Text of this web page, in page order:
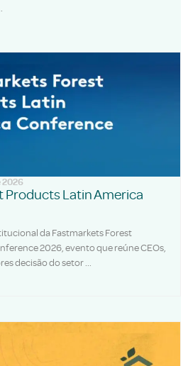
2026
Products Latin America
da Fastmarkets Forest
2026, evento que reúne CEOs,
decisão do setor